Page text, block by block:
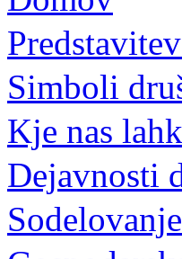
Simboli
Kje nas
Dejavnosti